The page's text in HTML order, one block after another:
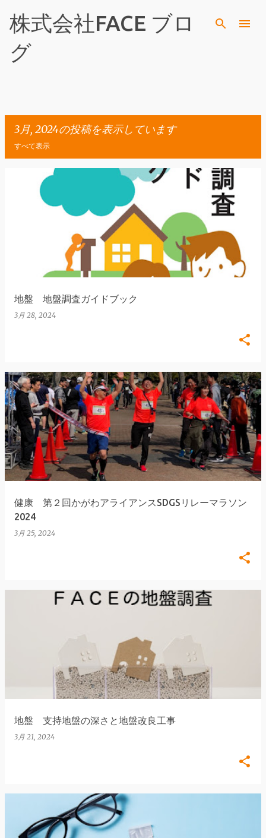
スキップしてメイン コンテンツに移動
株式会社FACE ブロ
グ
3月, 2024の投稿を表示しています
すべて表示
地盤 地盤調査ガイドブック
3月 28, 2024
健康 第２回かがわアライアンスSDGSリレーマラソン
2024
3月 25, 2024
地盤 支持地盤の深さと地盤改良工事
3月 21, 2024